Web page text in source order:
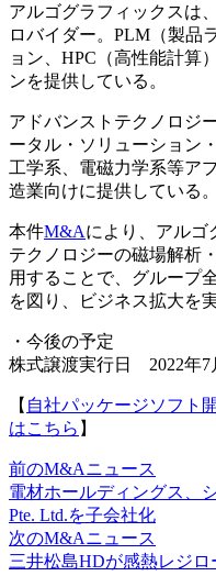
アルゴグラフィックスは
ロバイダー。PLM（製品
ョン、HPC（高性能計算
ンを提供している。
アドバンストテクノロジ
ータル・ソリューション
工学系、電磁力学系等ア
造業向けに提供している。
本件M&Aにより、アルゴ
テクノロジーの磁場解析
用することで、グループ
を図り、ビジネス拡大を
・今後の予定
株式譲渡実行日 2022年7
【 自社パッケージソフト
はこちら 】
前のM&Aニュース
電材ホールディングス、
Pte. Ltd.を子会社化
次のM&Aニュース
三井松島HDが感熱レジ